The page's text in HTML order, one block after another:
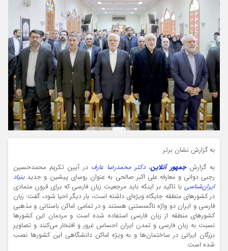
به گزارش نشان برتر
به گزارشجمهور آنلاین،دکتر محمدرضا عارف در آیین تکریم محمدحسین
رجبی دوانی و معارفه علی اکبر صالحی به عنوان روسای پیشین و جدید بنیاد
ایران‌شناسی با تاکید بر اینکه باید مرجعیت زبان فارسی که برای قرون متمادی
در کشورهای منطقه جایگاه ویژه‌ای داشته است، بار دیگر احیا شود، گفت: زبان
فارسی و ایران دو واژه ناگسستنی هستند و در تمامی اماکن باستانی و مذهبی
کشورهای منطقه از زبان فارسی استفاده شده است و مردمان این کشورها
نسبت به زبان فارسی و تمدن ایران احساس غرور و افتخار می‌کنند و تصاویر
بزرگان ایرانی در ساختمان‌ها و به ویژه اماکن دانشگاهی این کشورها نصب
شده است.